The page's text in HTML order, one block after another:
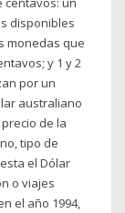
disponibles
monedas que
y 1 y 2
por un
australiano
de la
tipo de
el Dólar
o viajes
el año 1994,